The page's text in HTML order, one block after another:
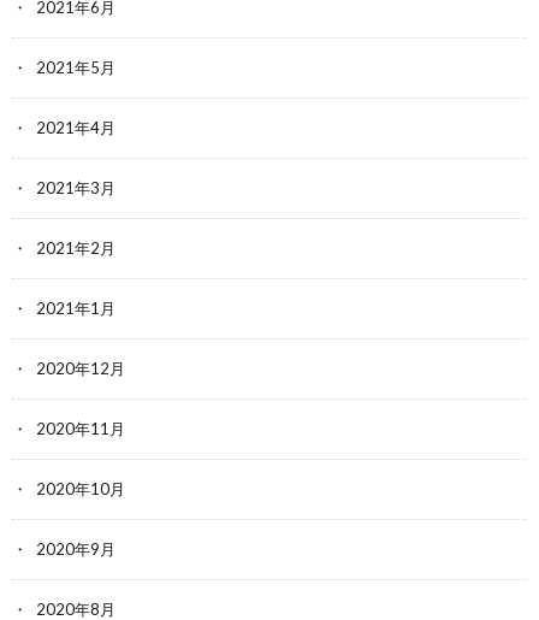
2021年6月
2021年5月
2021年4月
2021年3月
2021年2月
2021年1月
2020年12月
2020年11月
2020年10月
2020年9月
2020年8月